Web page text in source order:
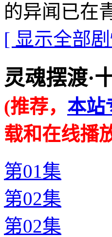
的异闻已在
[ 显示全部
灵魂摆渡·
(推荐， 本站
载和在线播
第01集
第02集
第02集